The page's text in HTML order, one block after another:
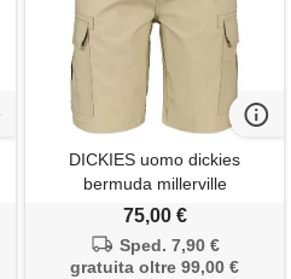
DICKIES uomo dickies
bermuda millerville
75,00 €
Sped. 7,90 €
gratuita oltre 99,00 €